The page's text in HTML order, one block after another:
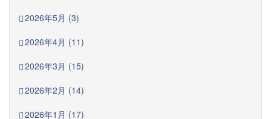
2026年5月 (3)
2026年4月 (11)
2026年3月 (15)
2026年2月 (14)
2026年1月 (17)